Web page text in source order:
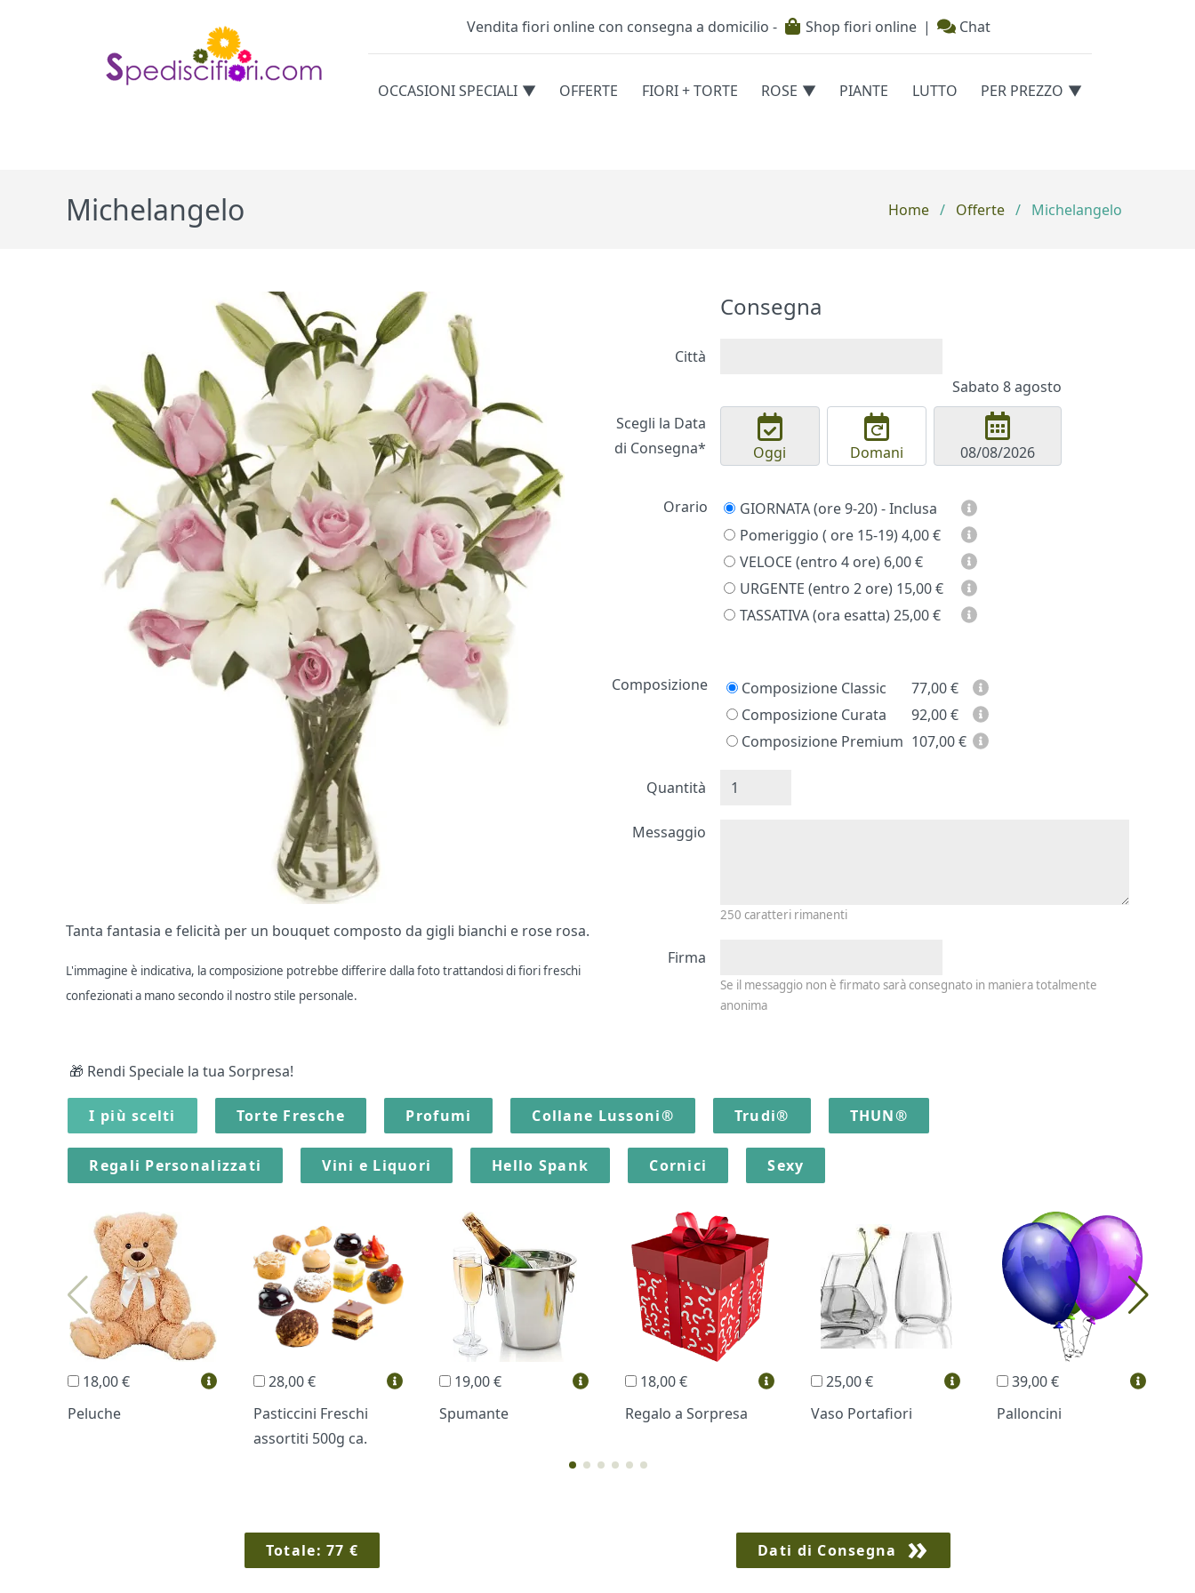
Testata
Vendita fiori online con consegna a domicilio - Shop fiori online | Chat
Categorie
OCCASIONI SPECIALI OFFERTE FIORI + TORTE ROSE PIANTE LUTTO PER PREZZO
Michelangelo Home / Offerte / Michelangelo
Tanta fantasia e felicità per un bouquet composto da gigli bianchi e rose rosa.
L'immagine è indicativa, la composizione potrebbe differire dalla foto trattandosi di fiori freschi
confezionati a mano secondo il nostro stile personale.
Consegna
Città
Sabato 8 agosto
Scegli la Data
di Consegna*
Oggi Domani
Orario
GIORNATA (ore 9-20) - Inclusa
Pomeriggio ( ore 15-19)4,00 €
VELOCE (entro 4 ore) 6,00 €
URGENTE (entro 2 ore) 15,00 €
TASSATIVA (ora esatta)25,00 €
Prezzo
Composizione Composizione Classic 77,00€
Composizione Curata
92,00€
Composizione Premium 107,00€
Quantità
Messaggio
250 caratteri rimanenti
Firma
Se il messaggio non è firmato sarà consegnato in maniera totalmente
anonima
🎁 Rendi Speciale la tua Sorpresa!
I più scelti Torte Fresche Profumi Collane Lussoni® Trudi® THUN®
Regali Personalizzati Vini e Liquori Hello Spank Cornici Sexy
18,00 €
Peluche
28,00 €
Pasticcini Freschi
assortiti 500g ca.
19,00 €
Spumante
18,00 €
Regalo a Sorpresa
25,00 €
Vaso Portafiori
39,00 €
Palloncini
Totale:77 € Dati di Consegna